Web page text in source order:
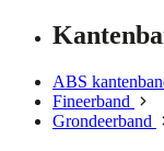
ABS
Fineerband
Grondeerband